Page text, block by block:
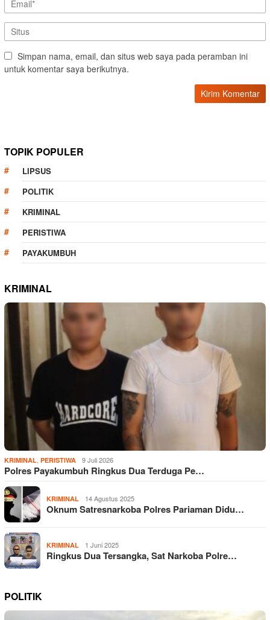
Simpan nama, email, dan situs web saya pada peramban ini
untuk komentar saya berikutnya.
TOPIK POPULER
LIPSUS
POLITIK
KRIMINAL
PERISTIWA
PAYAKUMBUH
KRIMINAL
KRIMINAL PERISTIWA 9 Juli 2026
Polres Payakumbuh Ringkus Dua Terduga Pe…
KRIMINAL 14 Agustus 2025
Oknum Satresnarkoba Polres Pariaman Didu…
KRIMINAL 1 Juni 2025
Ringkus Dua Tersangka, Sat Narkoba Polre…
POLITIK